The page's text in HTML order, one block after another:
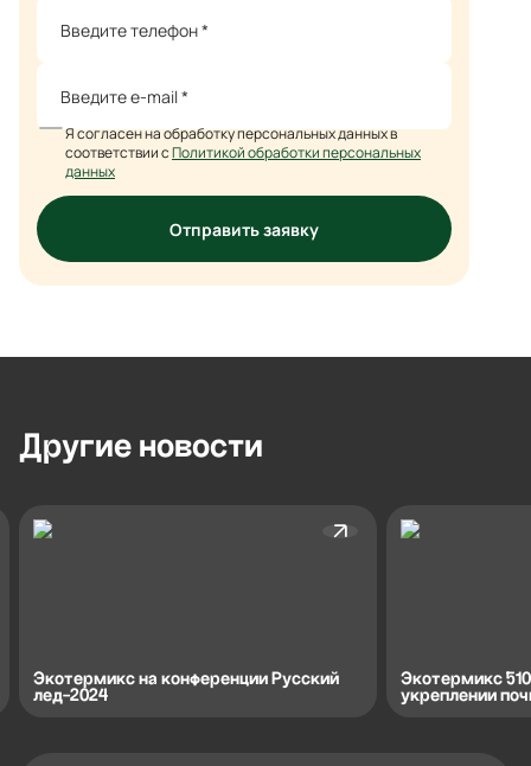
Я согласен на обработку персональных данных в
соответствии сПолитикой обработки персональных
данных
Отправить заявку
Другие новости
Экотермикс на конференции Русский
лед-2024
Экотермикс
укреплении